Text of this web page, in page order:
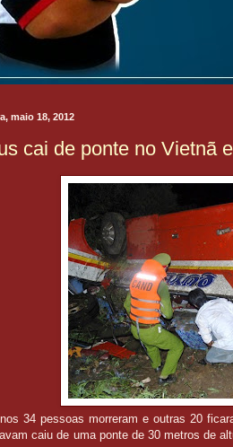
maio 18, 2012
cai de ponte no Vietnã
34 pessoas morreram e outras 20
caiu de uma ponte de 30 metros de